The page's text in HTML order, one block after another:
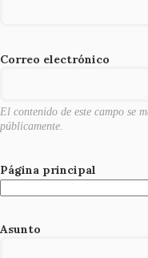
o
Correo electrónico
El contenido de este campo se
públicamente.
Página principal
Asunto